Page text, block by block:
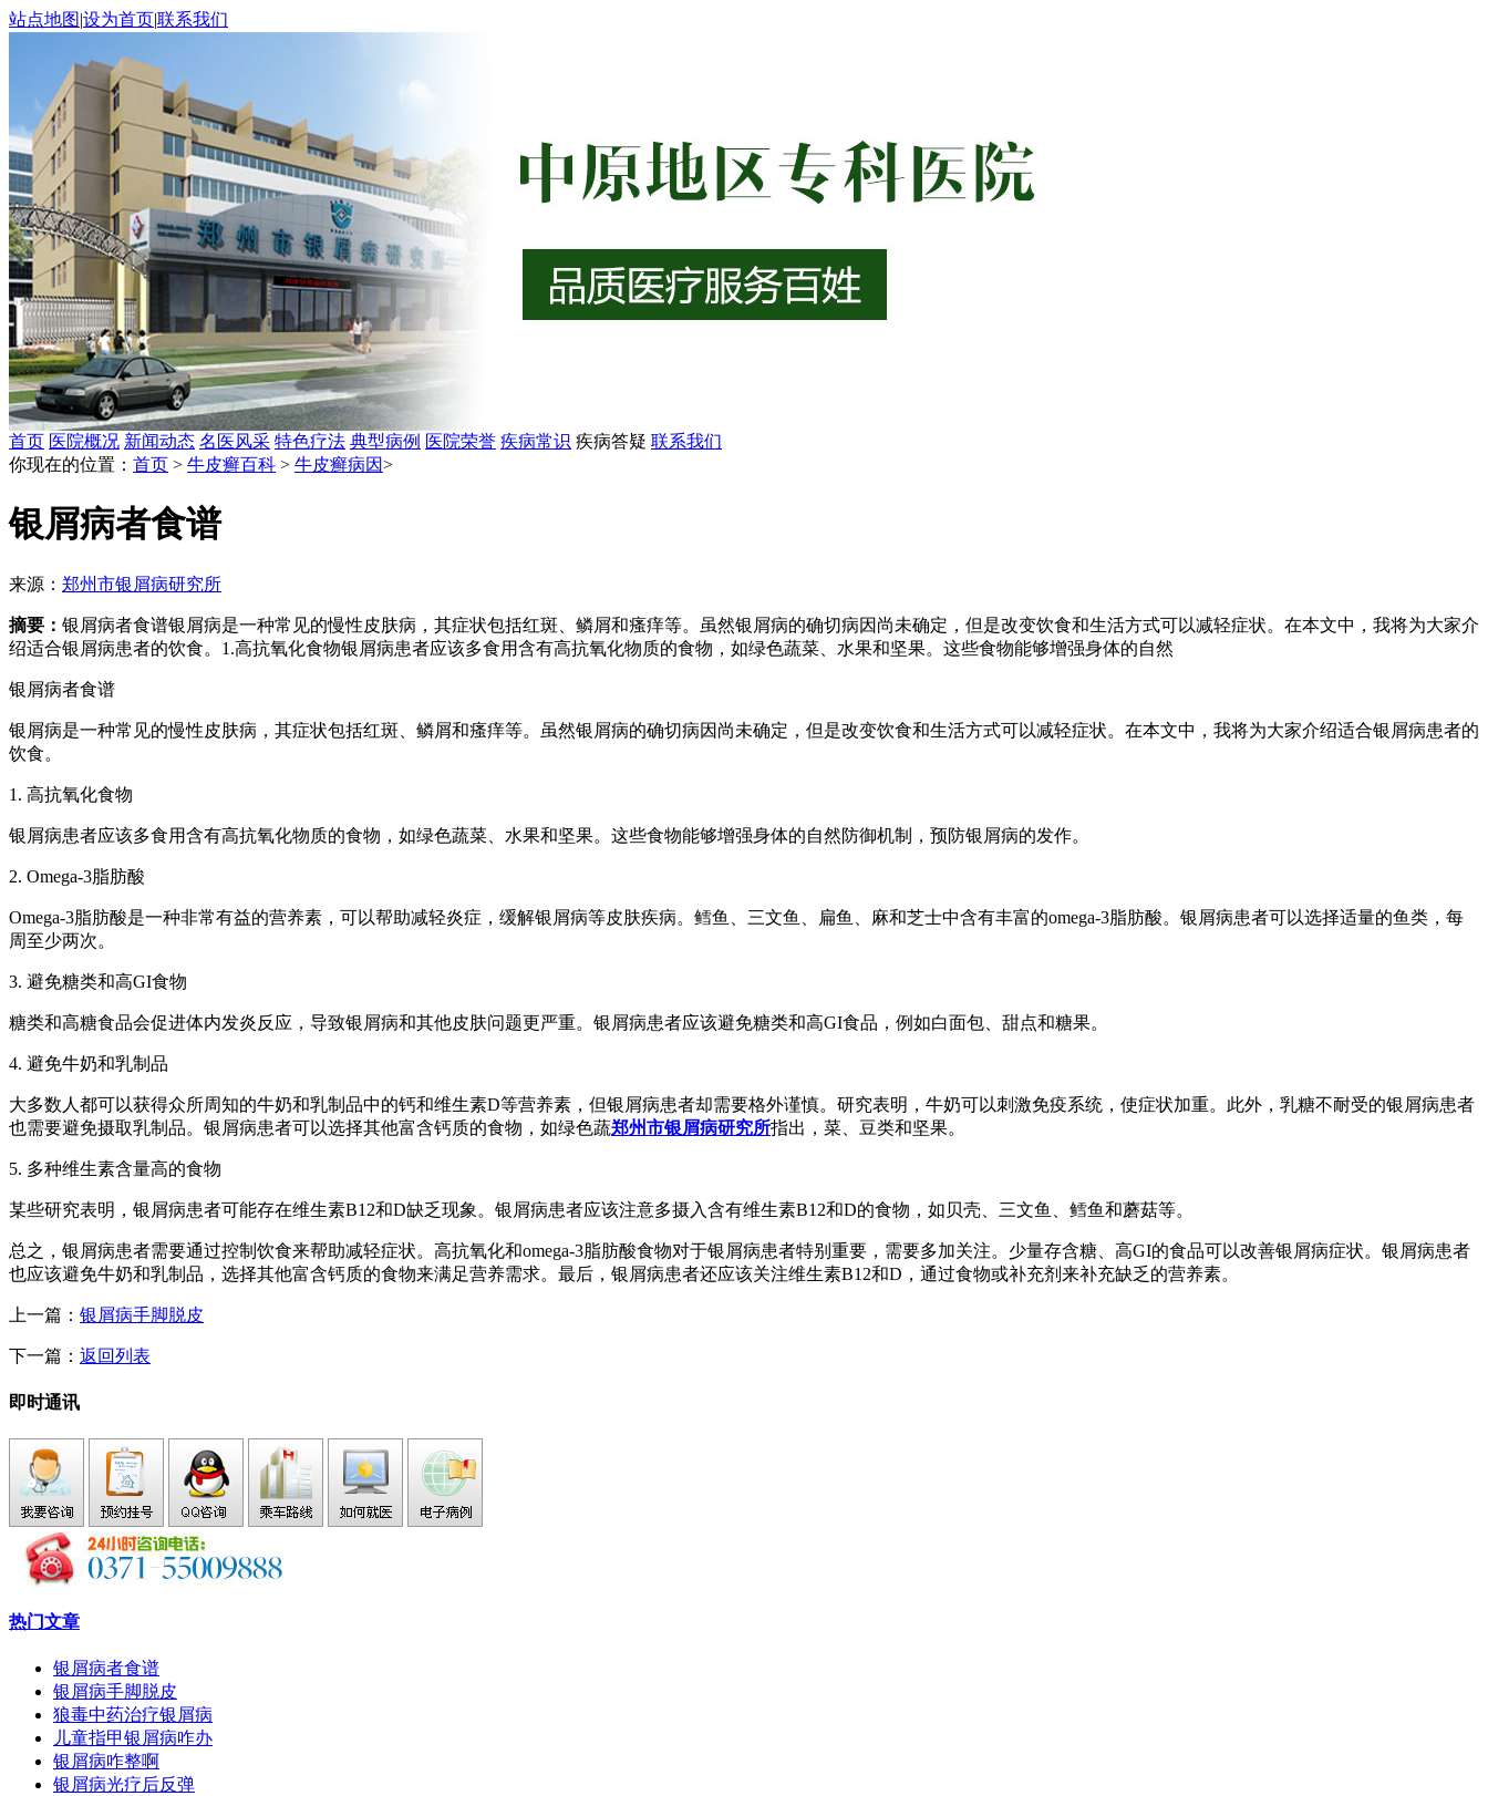
站点地图|设为首页|联系我们
首页 医院概况 新闻动态 名医风采 特色疗法 典型病例 医院荣誉 疾病常识 疾病答疑 联系我们
你现在的位置： 首页 > 牛皮癣百科 > 牛皮癣病因>
银屑病者食谱
来源： 郑州市银屑病研究所
摘要： 银屑病者食谱银屑病是一种常见的慢性皮肤病，其症状包括红斑、鳞屑和瘙痒等。虽然银屑病的确切病因尚未确定，但是改变饮食和生活方式可以减轻症状。在本文中，我将为大家介
绍适合银屑病患者的饮食。1.高抗氧化食物银屑病患者应该多食用含有高抗氧化物质的食物，如绿色蔬菜、水果和坚果。这些食物能够增强身体的自然
银屑病者食谱
银屑病是一种常见的慢性皮肤病，其症状包括红斑、鳞屑和瘙痒等。虽然银屑病的确切病因尚未确定，但是改变饮食和生活方式可以减轻症状。在本文中，我将为大家介绍适合银屑病患者的
饮食。
1. 高抗氧化食物
银屑病患者应该多食用含有高抗氧化物质的食物，如绿色蔬菜、水果和坚果。这些食物能够增强身体的自然防御机制，预防银屑病的发作。
2. Omega-3脂肪酸
Omega-3脂肪酸是一种非常有益的营养素，可以帮助减轻炎症，缓解银屑病等皮肤疾病。鳕鱼、三文鱼、扁鱼、麻和芝士中含有丰富的omega-3脂肪酸。银屑病患者可以选择适量的鱼类，每
周至少两次。
3. 避免糖类和高GI食物
糖类和高糖食品会促进体内发炎反应，导致银屑病和其他皮肤问题更严重。银屑病患者应该避免糖类和高GI食品，例如白面包、甜点和糖果。
4. 避免牛奶和乳制品
大多数人都可以获得众所周知的牛奶和乳制品中的钙和维生素D等营养素，但银屑病患者却需要格外谨慎。研究表明，牛奶可以刺激免疫系统，使症状加重。此外，乳糖不耐受的银屑病患者
也需要避免摄取乳制品。银屑病患者可以选择其他富含钙质的食物，如绿色蔬郑州市银屑病研究所指出，菜、豆类和坚果。
5. 多种维生素含量高的食物
某些研究表明，银屑病患者可能存在维生素B12和D缺乏现象。银屑病患者应该注意多摄入含有维生素B12和D的食物，如贝壳、三文鱼、鳕鱼和蘑菇等。
总之，银屑病患者需要通过控制饮食来帮助减轻症状。高抗氧化和omega-3脂肪酸食物对于银屑病患者特别重要，需要多加关注。少量存含糖、高GI的食品可以改善银屑病症状。银屑病患者
也应该避免牛奶和乳制品，选择其他富含钙质的食物来满足营养需求。最后，银屑病患者还应该关注维生素B12和D，通过食物或补充剂来补充缺乏的营养素。
上一篇： 银屑病手脚脱皮
下一篇： 返回列表
即时通讯
热门文章
银屑病者食谱
银屑病手脚脱皮
狼毒中药治疗银屑病
儿童指甲银屑病咋办
银屑病咋整啊
银屑病光疗后反弹